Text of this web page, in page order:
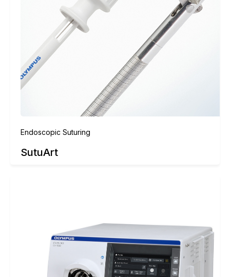
Endoscopic Suturing
SutuArt